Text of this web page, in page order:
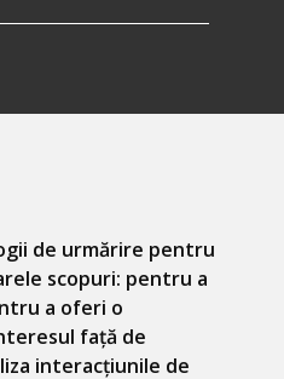
de urmărire pentru
scopuri: pentru a
a oferi o
față de
interacțiunile de
mele personale